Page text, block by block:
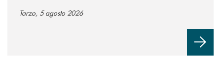
Tarzo, 5 agosto 2026